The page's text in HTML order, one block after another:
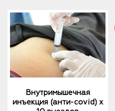
Внутримышечная
инъекция (анти-covid) х